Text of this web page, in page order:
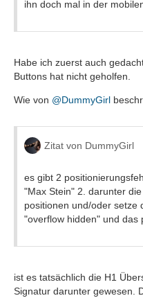
ihn doch mal in der
Habe ich zuerst auch
Buttons hat nicht geholfen.
Wie von @DummyGirl
Zitat von DummyGirl
es gibt 2
"Max Stein" 2. darunter
positionen und/oder setze
"overflow hidden" und das
ist es tatsächlich die H1
Signatur darunter gewesen.